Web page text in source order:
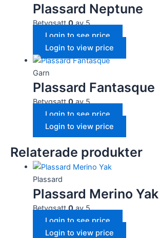
Plassard Neptune
Betygsatt0av 5
Login to see price
Login to view price
Garn
Plassard Fantasque
Betygsatt0av 5
Login to see price
Login to view price
Relaterade produkter
Plassard
Plassard Merino Yak
Betygsatt0av 5
Login to see price
Login to view price